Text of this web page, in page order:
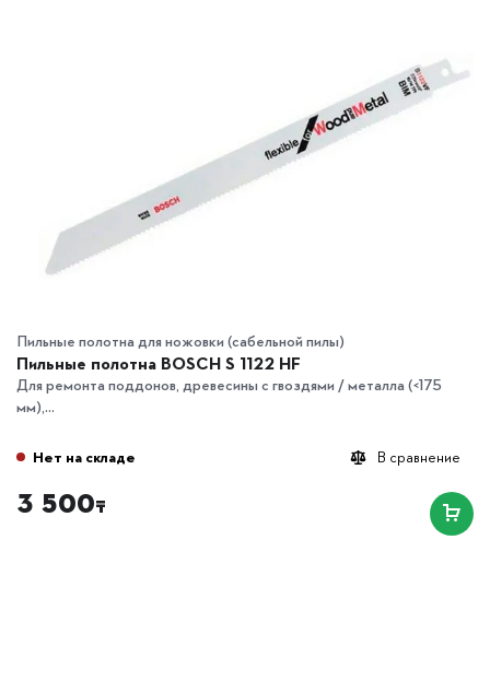
Пильные полотна для ножовки (сабельной пилы)
Пильные полотна BOSCH S 1122 HF
Для ремонта поддонов, древесины с гвоздями / металла (<175
мм),...
В сравнение
Нет на складе
3 500₸